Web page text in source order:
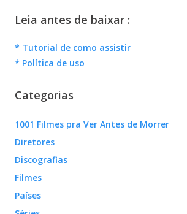
Leia antes de baixar :
* Tutorial de como assistir
* Política de uso
Categorias
1001 Filmes pra Ver Antes de Morrer
Diretores
Discografias
Filmes
Países